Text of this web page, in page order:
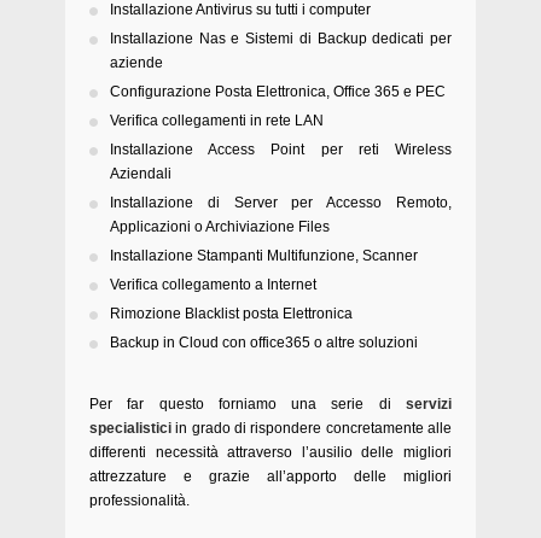
Installazione Antivirus su tutti i computer
Installazione Nas e Sistemi di Backup dedicati per
aziende
Configurazione Posta Elettronica, Office 365 e PEC
Verifica collegamenti in rete LAN
Installazione Access Point per reti Wireless
Aziendali
Installazione di Server per Accesso Remoto,
Applicazioni o Archiviazione Files
Installazione Stampanti Multifunzione, Scanner
Verifica collegamento a Internet
Rimozione Blacklist posta Elettronica
Backup in Cloud con office365 o altre soluzioni
Per far questo forniamo una serie di servizi
specialistici in grado di rispondere concretamente alle
differenti necessità attraverso l’ausilio delle migliori
attrezzature e grazie all’apporto delle migliori
professionalità.